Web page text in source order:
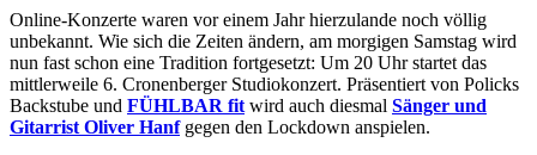
Online-Konzerte waren vor einem Jahr hierzulande noch völlig
unbekannt. Wie sich die Zeiten ändern, am morgigen Samstag wird
nun fast schon eine Tradition fortgesetzt: Um 20 Uhr startet das
mittlerweile 6. Cronenberger Studiokonzert. Präsentiert von Policks
Backstube und FÜHLBAR fit wird auch diesmal Sänger und
Gitarrist Oliver Hanfgegen den Lockdown anspielen.